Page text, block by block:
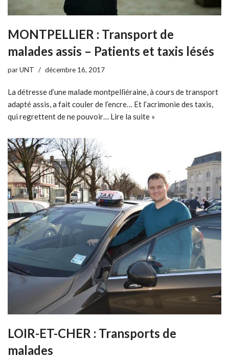
MONTPELLIER : Transport de
malades assis – Patients et taxis lésés
parUNT décembre 16, 2017
La détresse d’une malade montpelliéraine, à cours de transport
adapté assis, a fait couler de l’encre… Et l’acrimonie des taxis,
qui regrettent de ne pouvoir… Lire la suite »
LOIR-ET-CHER : Transports de
malades